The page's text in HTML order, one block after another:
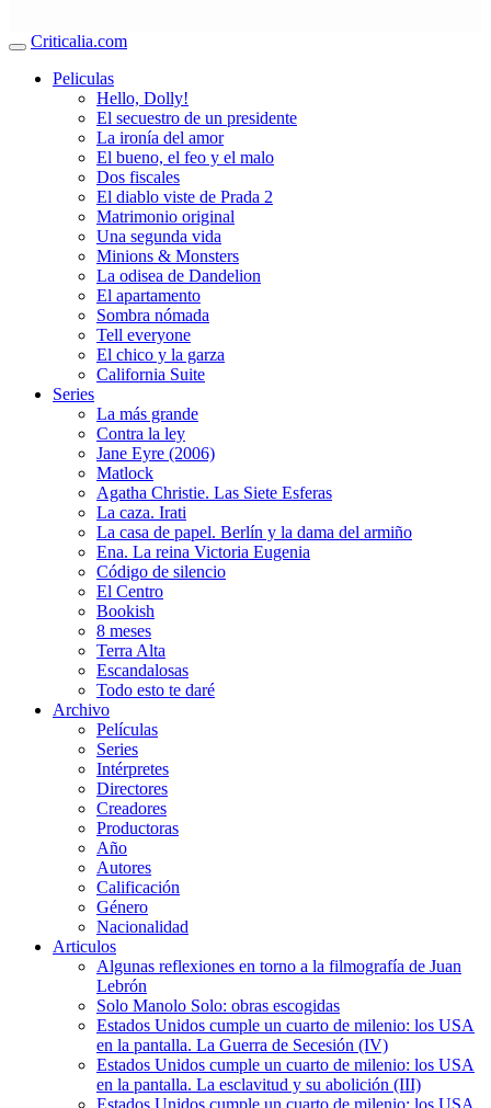
Criticalia.com
Peliculas
Hello, Dolly!
El secuestro de un presidente
La ironía del amor
El bueno, el feo y el malo
Dos fiscales
El diablo viste de Prada 2
Matrimonio original
Una segunda vida
Minions & Monsters
La odisea de Dandelion
El apartamento
Sombra nómada
Tell everyone
El chico y la garza
California Suite
Series
La más grande
Contra la ley
Jane Eyre (2006)
Matlock
Agatha Christie. Las Siete Esferas
La caza. Irati
La casa de papel. Berlín y la dama del armiño
Ena. La reina Victoria Eugenia
Código de silencio
El Centro
Bookish
8 meses
Terra Alta
Escandalosas
Todo esto te daré
Archivo
Películas
Series
Intérpretes
Directores
Creadores
Productoras
Año
Autores
Calificación
Género
Nacionalidad
Articulos
Algunas reflexiones en torno a la filmografía de Juan
Lebrón
Solo Manolo Solo: obras escogidas
Estados Unidos cumple un cuarto de milenio: los USA
en la pantalla. La Guerra de Secesión (IV)
Estados Unidos cumple un cuarto de milenio: los USA
en la pantalla. La esclavitud y su abolición (III)
Estados Unidos cumple un cuarto de milenio: los USA